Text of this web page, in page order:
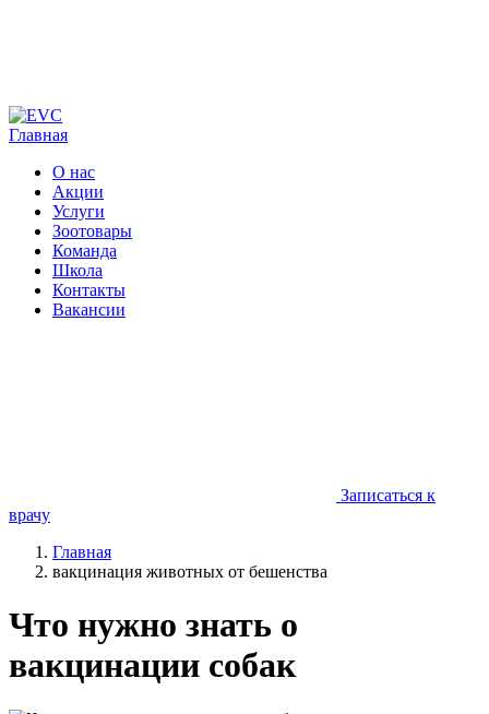
Главная
О нас
Акции
Услуги
Зоотовары
Команда
Школа
Контакты
Вакансии
Записаться к
врачу
Главная
вакцинация животных от бешенства
Что нужно знать о
вакцинации собак